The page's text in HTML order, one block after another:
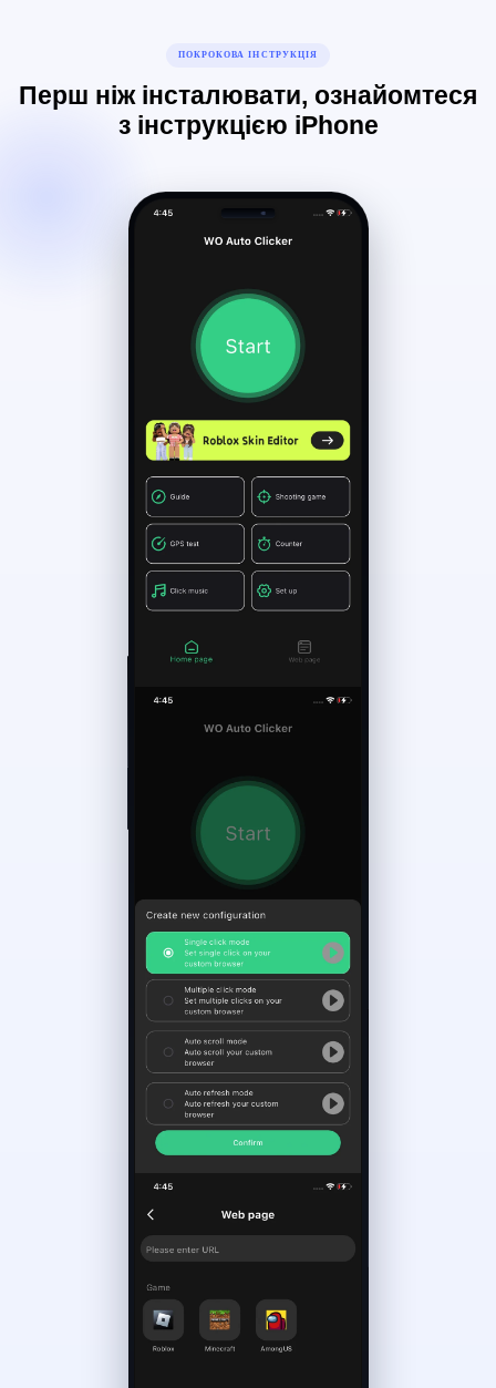
ПОКРОКОВА ІНСТРУКЦІЯ
Перш ніж інсталювати, ознайомтеся
з інструкцією iPhone